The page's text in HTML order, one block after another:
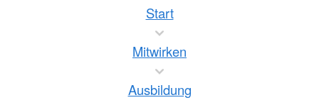
Start
Mitwirken
Ausbildung